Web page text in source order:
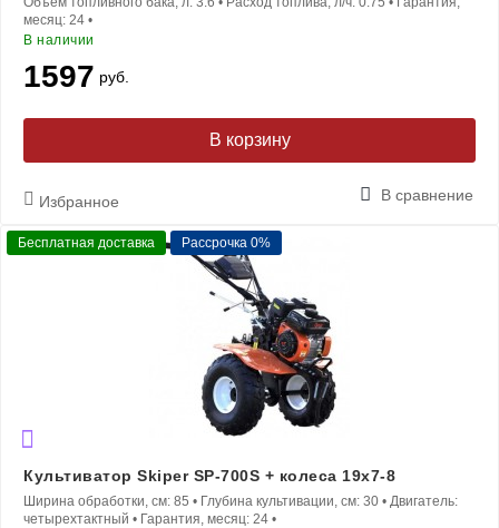
месяц: 24 •
В наличии
1597 руб.
В корзину
Избранное В сравнение
Бесплатная доставка Рассрочка 0%
Культиватор Skiper SP-700S + колеса 19х7-8
Ширина обработки, см: 85 • Глубина культивации, см: 30 • Двигатель:
четырехтактный • Гарантия, месяц: 24 •